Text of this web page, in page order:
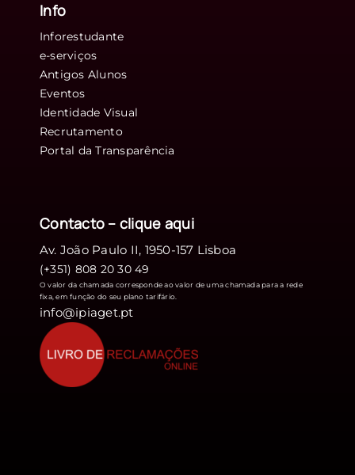
Info
Inforestudante
e-serviços
Antigos Alunos
Eventos
Identidade Visual
Recrutamento
Portal da Transparência
Contacto – clique aqui
Av. João Paulo II, 1950-157 Lisboa
(+351) 808 20 30 49
O valor da chamada corresponde ao valor de uma chamada para a rede
fixa, em função do seu plano tarifário.
info@ipiaget.pt